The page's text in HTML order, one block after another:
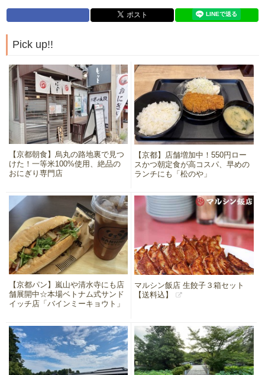
Pick up!!
【京都朝食】烏丸の路地裏で見つ
けた！一等米100%使用、絶品の
おにぎり専門店
【京都】店舗増加中！550円ロー
スかつ朝定食が高コスパ、早めの
ランチにも「松のや」
【京都パン】嵐山や清水寺にも店
舗展開中☆本場ベトナム式サンド
イッチ店「バインミーキョウト」
マルシン飯店 生餃子３箱セット
【送料込】